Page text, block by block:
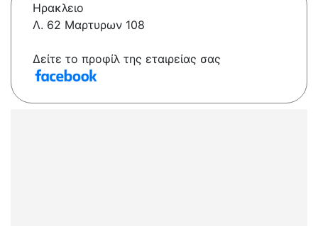
Ηρακλειο
Λ. 62 Μαρτυρων 108
Δείτε το προφίλ της εταιρείας σας